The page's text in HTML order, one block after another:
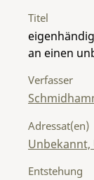
Titel
an einen
Verfasser
Adressat(en)
Entstehung